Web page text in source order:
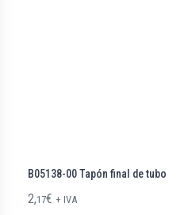
B05138-00 Tapón final de tubo
2,17€ + IVA